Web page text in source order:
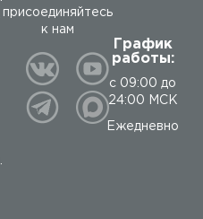
присоединяйтесь
к нам
График
работы:
с 09:00 до
24:00 МСК
Ежедневно